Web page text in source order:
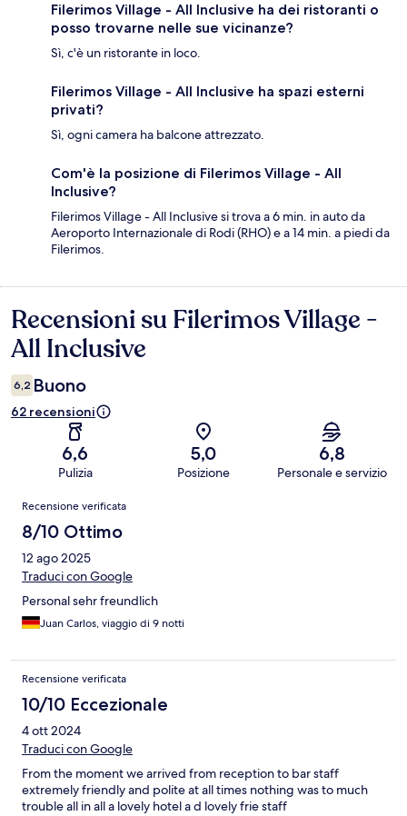
Filerimos Village - All Inclusive ha dei ristoranti o
posso trovarne nelle sue vicinanze?
Sì, c'è un ristorante in loco.
Filerimos Village - All Inclusive ha spazi esterni
privati?
Sì, ogni camera ha balcone attrezzato.
Com'è la posizione di Filerimos Village - All
Inclusive?
Filerimos Village - All Inclusive si trova a 6 min. in auto da
Aeroporto Internazionale di Rodi (RHO) e a 14 min. a piedi da
Filerimos.
Recensioni
Recensioni su Filerimos Village -
All Inclusive
6,2 Buono
62 recensioni
6,6
Pulizia
5,0
Posizione
6,8
Personale e servizio
Recensioni
Recensione verificata
8/10 Ottimo
12 ago 2025
Traduci con Google
Personal sehr freundlich
Juan Carlos, viaggio di 9 notti
Recensione verificata
10/10 Eccezionale
4 ott 2024
Traduci con Google
From the moment we arrived from reception to bar staff
extremely friendly and polite at all times nothing was to much
trouble all in all a lovely hotel a d lovely frie staff